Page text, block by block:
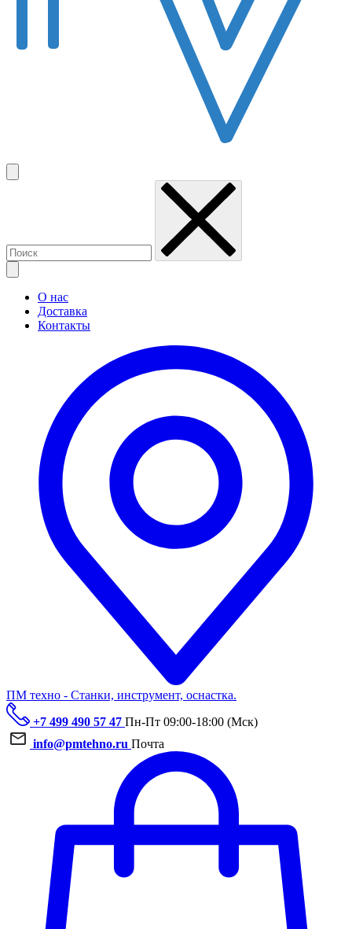
О нас
Доставка
Контакты
ПМ техно - Станки, инструмент, оснастка.
+7 499 490 57 47 Пн-Пт 09:00-18:00 (Мск)
info@pmtehno.ru Почта